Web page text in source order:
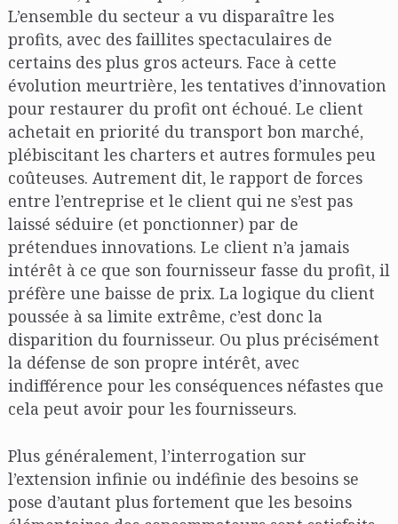
L’ensemble du secteur a vu disparaître les
profits, avec des faillites spectaculaires de
certains des plus gros acteurs. Face à cette
évolution meurtrière, les tentatives d’innovation
pour restaurer du profit ont échoué. Le client
achetait en priorité du transport bon marché,
plébiscitant les charters et autres formules peu
coûteuses. Autrement dit, le rapport de forces
entre l’entreprise et le client qui ne s’est pas
laissé séduire (et ponctionner) par de
prétendues innovations. Le client n’a jamais
intérêt à ce que son fournisseur fasse du profit, il
préfère une baisse de prix. La logique du client
poussée à sa limite extrême, c’est donc la
disparition du fournisseur. Ou plus précisément
la défense de son propre intérêt, avec
indifférence pour les conséquences néfastes que
cela peut avoir pour les fournisseurs.
Plus généralement, l’interrogation sur
l’extension infinie ou indéfinie des besoins se
pose d’autant plus fortement que les besoins